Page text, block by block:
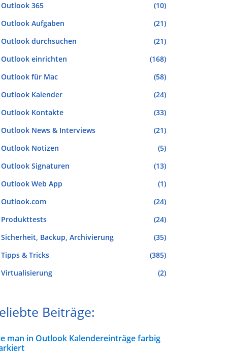
Outlook 365
(10)
Outlook Aufgaben
(21)
Outlook durchsuchen
(21)
Outlook einrichten
(168)
Outlook für Mac
(58)
Outlook Kalender
(24)
Outlook Kontakte
(33)
Outlook News & Interviews
(21)
Outlook Notizen
(5)
Outlook Signaturen
(13)
Outlook Web App
(1)
Outlook.com
(24)
Produkttests
(24)
Sicherheit, Backup, Archivierung
(35)
Tipps & Tricks
(385)
Virtualisierung
(2)
Beiträge:
man in Outlook Kalendereinträge farbig